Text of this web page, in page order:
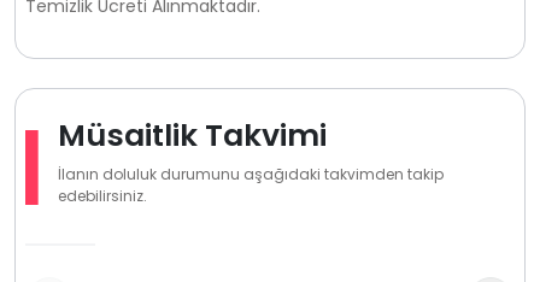
Temizlik Ücreti Alınmaktadır.
Müsaitlik Takvimi
İlanın doluluk durumunu aşağıdaki takvimden takip
edebilirsiniz.